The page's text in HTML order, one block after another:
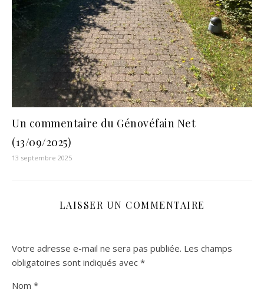
Un commentaire du Génovéfain Net
(13/09/2025)
13 septembre 2025
LAISSER UN COMMENTAIRE
Votre adresse e-mail ne sera pas publiée. Les champs
obligatoires sont indiqués avec *
Nom *